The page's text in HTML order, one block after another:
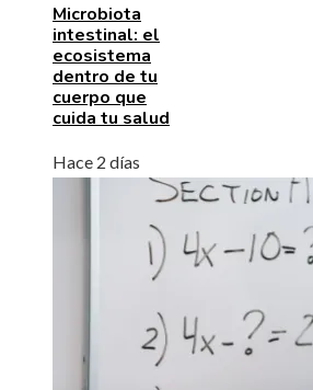
Microbiota
intestinal: el
ecosistema
dentro de tu
cuerpo que
cuida tu salud
Hace 2 días